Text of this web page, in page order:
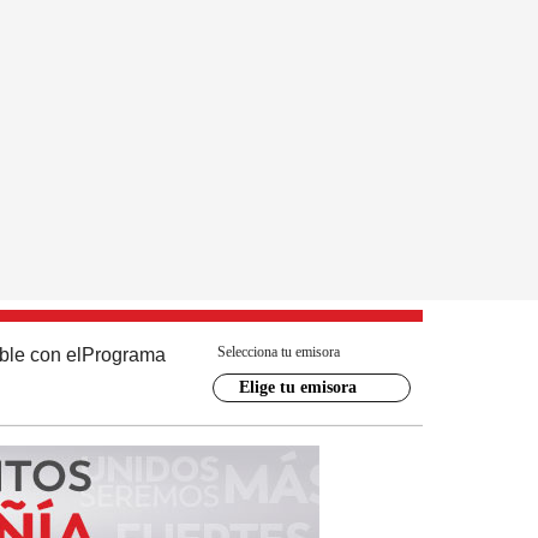
con el Programa Selecciona tu emisora
Elige tu emisora